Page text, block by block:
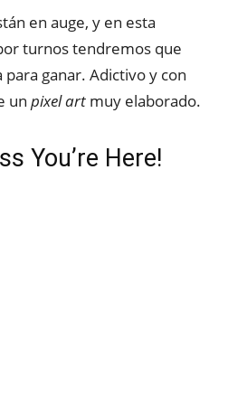
en auge, y en esta
turnos tendremos que
ganar. Adictivo y con
un pixel art muy elaborado.
You’re Here!